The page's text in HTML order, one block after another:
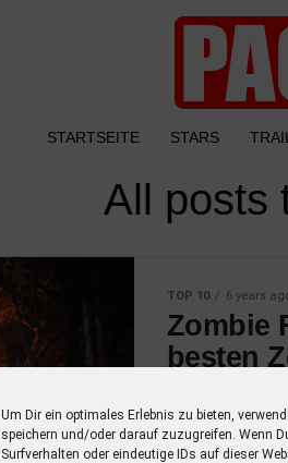
Um Dir ein optimales Erlebnis zu bieten,
speichern und/oder darauf zuzugreifen. Wenn
Surfverhalten oder eindeutige IDs auf dieser
STARTSEITE STARS
All posts
TOP 10 6 years
Zombie
besten
in unserer
sich und